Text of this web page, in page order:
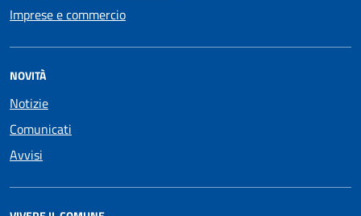
Imprese e commercio
NOVITÀ
Notizie
Comunicati
Avvisi